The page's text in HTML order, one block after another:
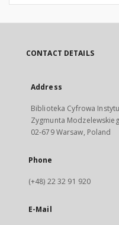
CONTACT DETAILS
Address
Biblioteka Cyfrowa
Zygmunta
02-679 Warsaw, Poland
Phone
(+48) 22 32 91 920
E-Mail